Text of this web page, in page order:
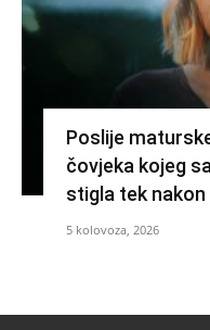
Poslije
čovjeka kojeg
stigla tek
5 kolovoza, 2026